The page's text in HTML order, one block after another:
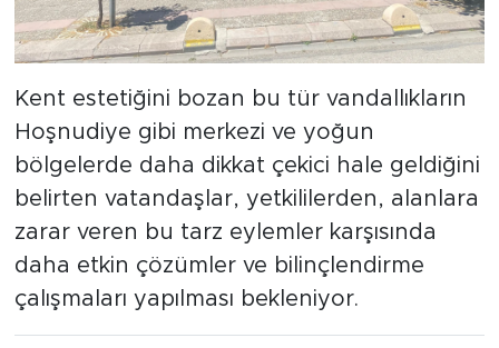
Kent estetiğini bozan bu tür vandallıkların
Hoşnudiye gibi merkezi ve yoğun
bölgelerde daha dikkat çekici hale geldiğini
belirten vatandaşlar, yetkililerden, alanlara
zarar veren bu tarz eylemler karşısında
daha etkin çözümler ve bilinçlendirme
çalışmaları yapılması bekleniyor.